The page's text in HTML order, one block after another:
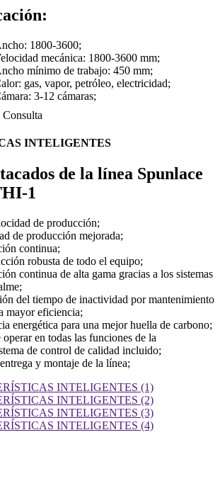
1800-3600;
mecánica: 1800-3600 mm;
mínimo de trabajo: 450 mm;
gas, vapor, petróleo, electricidad;
3-12 cámaras;
Consulta
INTELIGENTES
de la línea Spunlace
1
de producción;
de producción mejorada;
continua;
robusta de todo el equipo;
continua de alta gama gracias a los sistemas
del tiempo de inactividad por mantenimiento
mayor eficiencia;
energética para una mejor huella de carbono;
en todas las funciones de la
de control de calidad incluido;
y montaje de la línea;